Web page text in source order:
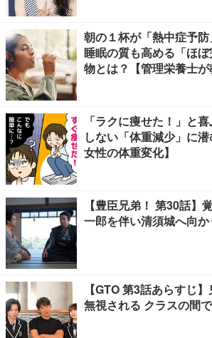
朝の１杯が「熱中症予
睡眠の質も高める「ほ
物とは？【管理栄養士が
「ラクに痩せた！」と
しない「体重減少」に
女性の体重変化】
【豊臣兄弟！ 第30話】
一郎を伴い清須城へ向か
【GTO 第3話あらすじ
無視される クラスの間